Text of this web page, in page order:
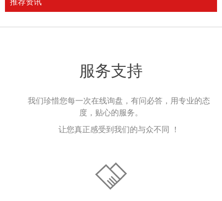
推荐资讯
服务支持
我们珍惜您每一次在线询盘，有问必答，用专业的态
度，贴心的服务。
让您真正感受到我们的与众不同 ！